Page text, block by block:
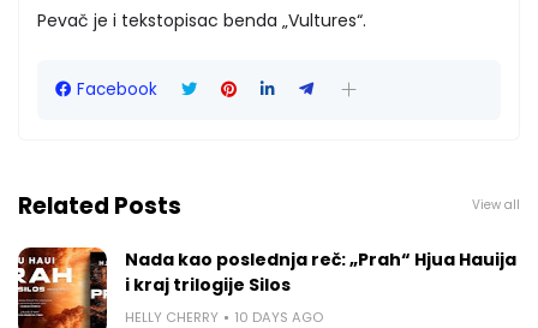
Pevač je i tekstopisac benda „Vultures“.
Facebook
Related Posts View all
Nada kao poslednja reč: „Prah“ Hjua Hauija
i kraj trilogije Silos
HELLY CHERRY 10 DAYS AGO